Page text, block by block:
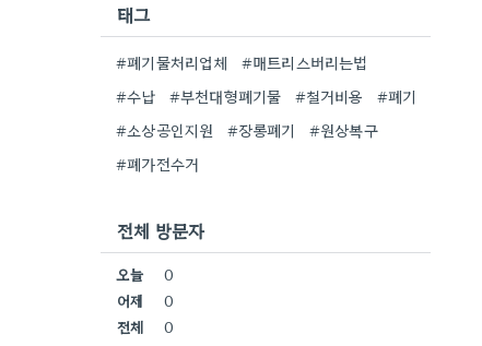
태그
#폐기물처리업체
#매트리스버리는법
#수납
#부천대형폐기물 #철거비용
#폐기
#소상공인지원
#장롱폐기
#원상복구
#폐가전수거
전체 방문자
오늘
0
어제
0
전체
0